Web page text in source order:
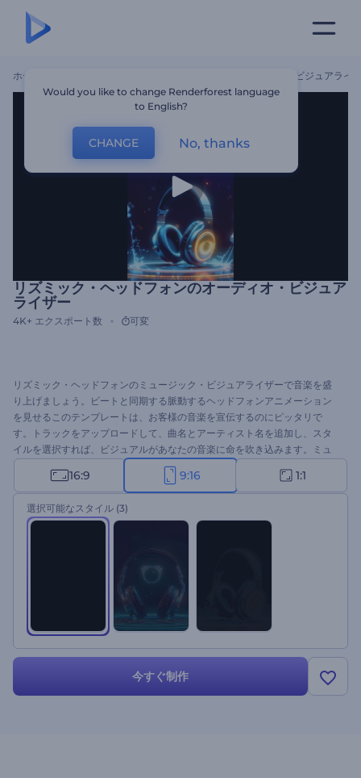
ホーム リズミック・ヘッドフォンのオーディオ・ビジュアライ
リズミック・ヘッドフォンのオーディオ・ビジュア
ライザー
4K+ エクスポート数 可変
リズミック・ヘッドフォンのミュージック・ビジュアライザーで音楽を盛
り上げましょう。ビートと同期する脈動するヘッドフォンアニメーション
を見せるこのテンプレートは、お客様の音楽を宣伝するのにピッタリで
す。トラックをアップロードして、曲名とアーティスト名を追加し、スタ
イルを選択すれば、ビジュアルがあなたの音楽に命を吹き込みます。ミュ
ージシャン、DJ、音楽プロデューサー、新しいミュージックビデオでチャ
ンネルを盛り上げたいユーチューバーに最適です。今すぐ作成して、音楽
を際立たせましょう！
16:9 9:16 1:1
選択可能なスタイル (3)
今すぐ制作
Would you like to change Renderforest language
to English?
CHANGE No, thanks